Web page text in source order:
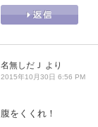
名無しだＪ より
2015年10月30日 6:56 PM
腹をくくれ！